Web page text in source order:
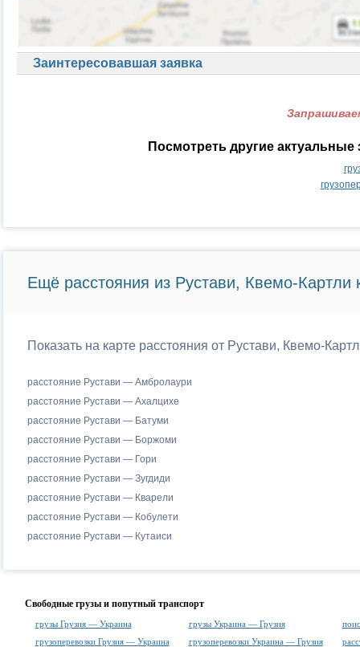
Заинтересовавшая заявка
Посмотреть другие
Ещё расстояния из Рустави, Квемо-Картли
Показать на карте расстояния от Рустави, Квемо-
расстояние Рустави — Амбролаури
расстояние Рустави — Ахалцихе
расстояние Рустави — Батуми
расстояние Рустави — Боржоми
расстояние Рустави — Гори
расстояние Рустави — Зугдиди
расстояние Рустави — Кварели
расстояние Рустави — Кобулети
расстояние Рустави — Кутаиси
Свободные грузы и попутный транспорт
грузы Грузия — Украина грузы Украина — Грузия
грузоперевозки Грузия — Украина
грузоперевозки Украина — Грузия